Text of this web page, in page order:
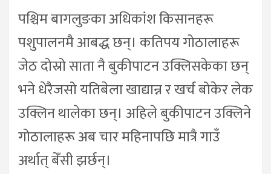
पश्चिम बागलुङका अधिकांश किसानहरू
पशुपालनमै आबद्ध छन्। कतिपय गोठालाहरू
जेठ दोस्रो साता नै बुकीपाटन उक्लिसकेका छन्
भने धेरैजसो यतिबेला खाद्यान्न र खर्च बोकेर लेक
उक्लिन थालेका छन्। अहिले बुकीपाटन उक्लिने
गोठालाहरू अब चार महिनापछि मात्रै गाउँ
अर्थात् बेँसी झर्छन्।